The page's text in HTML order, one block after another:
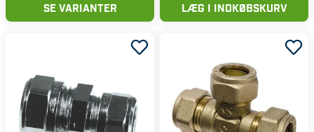
SE VARIANTER LÆG I INDKØBSKURV